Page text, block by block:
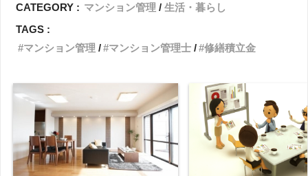
CATEGORY : マンション管理
生活・暮らし
TAGS :
マンション管理
マンション管理士 修繕積立金